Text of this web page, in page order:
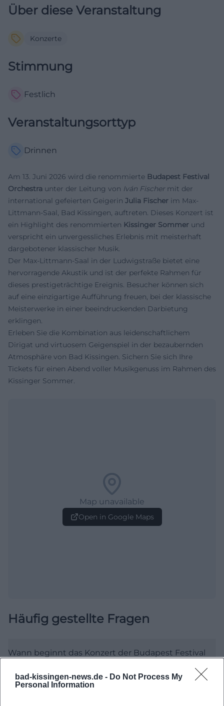
bad-kissingen-news.de - Do Not Process My
Personal Information
Über diese Veranstaltung
Konzerte
Stimmung
Festlich
Veranstaltungsorttyp
Drinnen
Am 13. Juni 2026 wird die renommierte Budapest Festival
Orchestra unter der Leitung von Iván Fischer mit der
international gefeierten Geigerin Julia Fischer im Max-
Littmann-Saal, Bad Kissingen, auftreten. Dieses Konzert ist
ein Highlight des renommierten Kissinger Sommer und
verspricht ein unvergessliches Erlebnis mit meisterhaft
dargebotener klassischer Musik.
Der Max-Littmann-Saal in der Ludwigstraße bietet eine
hervorragende Akustik und ist der perfekte Rahmen für
dieses prestigeträchtige Ereignis. Besucher können sich
auf eine einzigartige Aufführung freuen, bei der klassische
Meisterwerke in einer beeindruckenden Darbietung
erklingen.
Erleben Sie die Kombination aus leidenschaftlichem
Dirigat und virtuosem Geigenspiel in der bezaubernden
Atmosphäre von Bad Kissingen. Sichern Sie sich Ihre
Tickets für einen Abend voller Musikgenuss im Rahmen des
Kissinger Sommer.
Map unavailable
Open in Google Maps
Häufig gestellte Fragen
Wann beginnt das Konzert der Budapest Festival